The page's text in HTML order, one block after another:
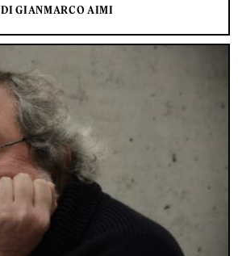
DI GIANMARCO AIMI